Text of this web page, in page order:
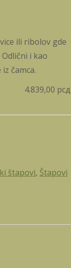
ili ribolov gde
i kao
čamca.
4.839,00 рсд
štapovi, Štapovi